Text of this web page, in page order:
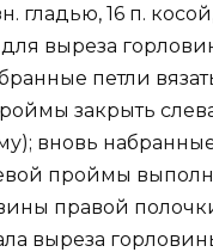
гладью, 16 п.
для выреза
петли
закрыть слева
вновь
проймы
правой
выреза